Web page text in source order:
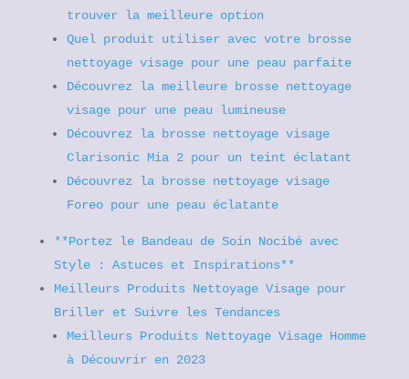
trouver la meilleure option
Quel produit utiliser avec votre brosse
nettoyage visage pour une peau parfaite
Découvrez la meilleure brosse nettoyage
visage pour une peau lumineuse
Découvrez la brosse nettoyage visage
Clarisonic Mia 2 pour un teint éclatant
Découvrez la brosse nettoyage visage
Foreo pour une peau éclatante
**Portez le Bandeau de Soin Nocibé avec
Style : Astuces et Inspirations**
Meilleurs Produits Nettoyage Visage pour
Briller et Suivre les Tendances
Meilleurs Produits Nettoyage Visage Homme
à Découvrir en 2023